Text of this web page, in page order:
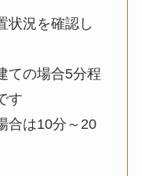
状況を確認し
ての場合5分程
す
合は10分～20